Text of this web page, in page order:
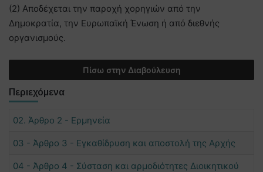
(2) Αποδέχεται την παροχή χορηγιών από την
Δημοκρατία, την Ευρωπαϊκή Ένωση ή από διεθνής
οργανισμούς.
Πίσω στην Διαβούλευση
Περιεχόμενα
02. Άρθρο 2 - Ερμηνεία
03 - Άρθρο 3 - Εγκαθίδρυση και αποστολή της Αρχής
04 - Άρθρο 4 - Σύσταση και αρμοδιότητες Διοικητικού